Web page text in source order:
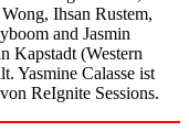
Ihsan Rustem,
and Jasmin
Kapstadt (Western
Yasmine Calasse ist
ReIgnite Sessions.